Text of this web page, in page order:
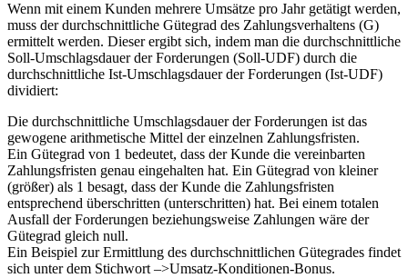
Wenn mit einem Kunden mehrere Umsätze pro Jahr getätigt werden,
muss der durchschnittliche Gütegrad des Zahlungsverhaltens (G)
ermittelt werden. Dieser ergibt sich, indem man die durchschnittliche
Soll-Umschlagsdauer der Forderungen (Soll-UDF) durch die
durchschnittliche Ist-Umschlagsdauer der Forderungen (Ist-UDF)
dividiert:
Die durchschnittliche Umschlagsdauer der Forderungen ist das
gewogene arithmetische Mittel der einzelnen Zahlungsfristen.
Ein Gütegrad von 1 bedeutet, dass der Kunde die vereinbarten
Zahlungsfristen genau eingehalten hat. Ein Gütegrad von kleiner
(größer) als 1 besagt, dass der Kunde die Zahlungsfristen
entsprechend überschritten (unterschritten) hat. Bei einem totalen
Ausfall der Forderungen beziehungsweise Zahlungen wäre der
Gütegrad gleich null.
Ein Beispiel zur Ermittlung des durchschnittlichen Gütegrades findet
sich unter dem Stichwort –>Umsatz-Konditionen-Bonus.